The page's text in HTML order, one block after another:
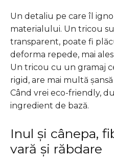
Un detaliu pe care îl
materialului. Un tricou
transparent, poate fi
deforma repede, mai
Un tricou cu un gramaj
rigid, are mai multă
Când vrei eco-friendly,
ingredient de bază.
Inul și cânepa,
vară și răbdare